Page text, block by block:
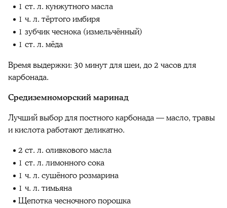
1 ст. л. кунжутного масла
1 ч. л. тёртого имбиря
1 зубчик чеснока (измельчённый)
1 ст. л. мёда
Время выдержки: 30 минут для шеи, до 2 часов для
карбонада.
Средиземноморский маринад
Лучший выбор для постного карбонада — масло, травы
и кислота работают деликатно.
2 ст. л. оливкового масла
1 ст. л. лимонного сока
1 ч. л. сушёного розмарина
1 ч. л. тимьяна
Щепотка чесночного порошка